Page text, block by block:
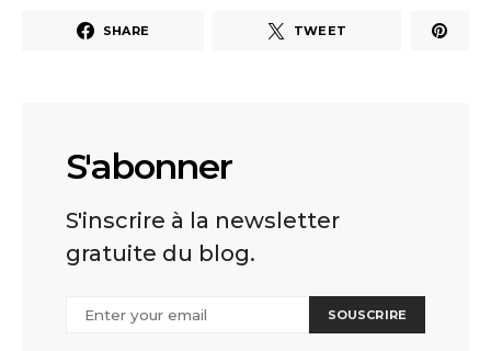
SHARE TWEET
S'abonner
S'inscrire à la newsletter
gratuite du blog.
SOUSCRIRE